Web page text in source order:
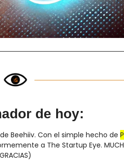
de hoy:
Beehiiv. Con el simple hecho de
a The Startup Eye.
GRACIAS)